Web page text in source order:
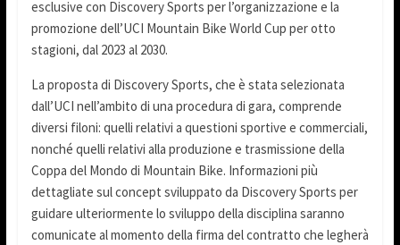
esclusive con Discovery Sports per l’organizzazione e la
promozione dell’UCI Mountain Bike World Cup per otto
stagioni, dal 2023 al 2030.
La proposta di Discovery Sports, che è stata selezionata
dall’UCI nell’ambito di una procedura di gara, comprende
diversi filoni: quelli relativi a questioni sportive e commerciali,
nonché quelli relativi alla produzione e trasmissione della
Coppa del Mondo di Mountain Bike. Informazioni più
dettagliate sul concept sviluppato da Discovery Sports per
guidare ulteriormente lo sviluppo della disciplina saranno
comunicate al momento della firma del contratto che legherà